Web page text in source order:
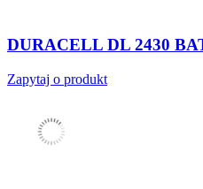
DURACELL DL 2430
Zapytaj o produkt